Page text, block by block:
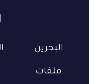
البحرين
ملفات